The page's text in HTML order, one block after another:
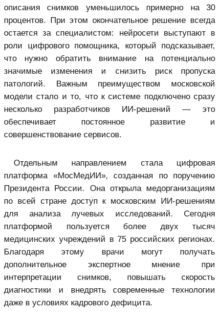
описания снимков уменьшилось примерно на 30
процентов. При этом окончательное решение всегда
остается за специалистом: нейросети выступают в
роли цифрового помощника, который подсказывает,
что нужно обратить внимание на потенциально
значимые изменения и снизить риск пропуска
патологий. Важным преимуществом московской
модели стало и то, что к системе подключено сразу
несколько разработчиков ИИ-решений — это
обеспечивает постоянное развитие и
совершенствование сервисов.
Отдельным направлением стала цифровая
платформа «МосМедИИ», созданная по поручению
Президента России. Она открыла медорганизациям
по всей стране доступ к московским ИИ-решениям
для анализа лучевых исследований. Сегодня
платформой пользуется более двух тысяч
медицинских учреждений в 75 российских регионах.
Благодаря этому врачи могут получать
дополнительное экспертное мнение при
интерпретации снимков, повышать скорость
диагностики и внедрять современные технологии
даже в условиях кадрового дефицита.